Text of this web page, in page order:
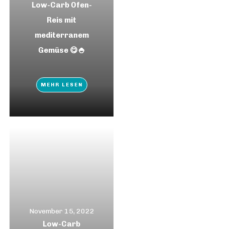
Low-Carb Ofen-
Reis mit
mediterranem
Gemüse 😋🍚
MEHR LESEN
November 15, 2022
Low-Carb